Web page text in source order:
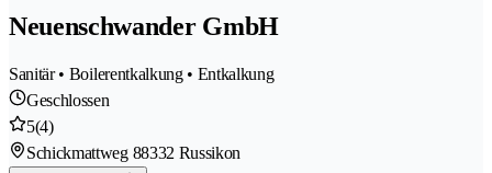
Neuenschwander GmbH
Sanitär • Boilerentkalkung • Entkalkung
Geschlossen
5(4)
Schickmattweg 88332 Russikon